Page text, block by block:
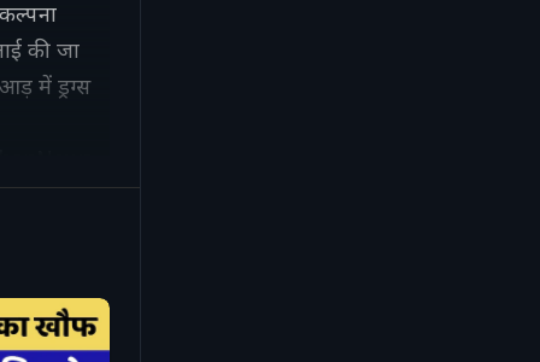
की जा
में ड्रग्स